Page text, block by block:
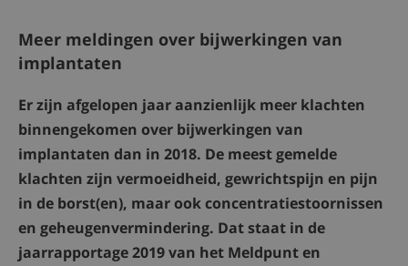
Meer meldingen over bijwerkingen van
implantaten
Er zijn afgelopen jaar aanzienlijk meer klachten
binnengekomen over bijwerkingen van
implantaten dan in 2018. De meest gemelde
klachten zijn vermoeidheid, gewrichtspijn en pijn
in de borst(en), maar ook concentratiestoornissen
en geheugenvermindering. Dat staat in de
jaarrapportage 2019 van het Meldpunt en